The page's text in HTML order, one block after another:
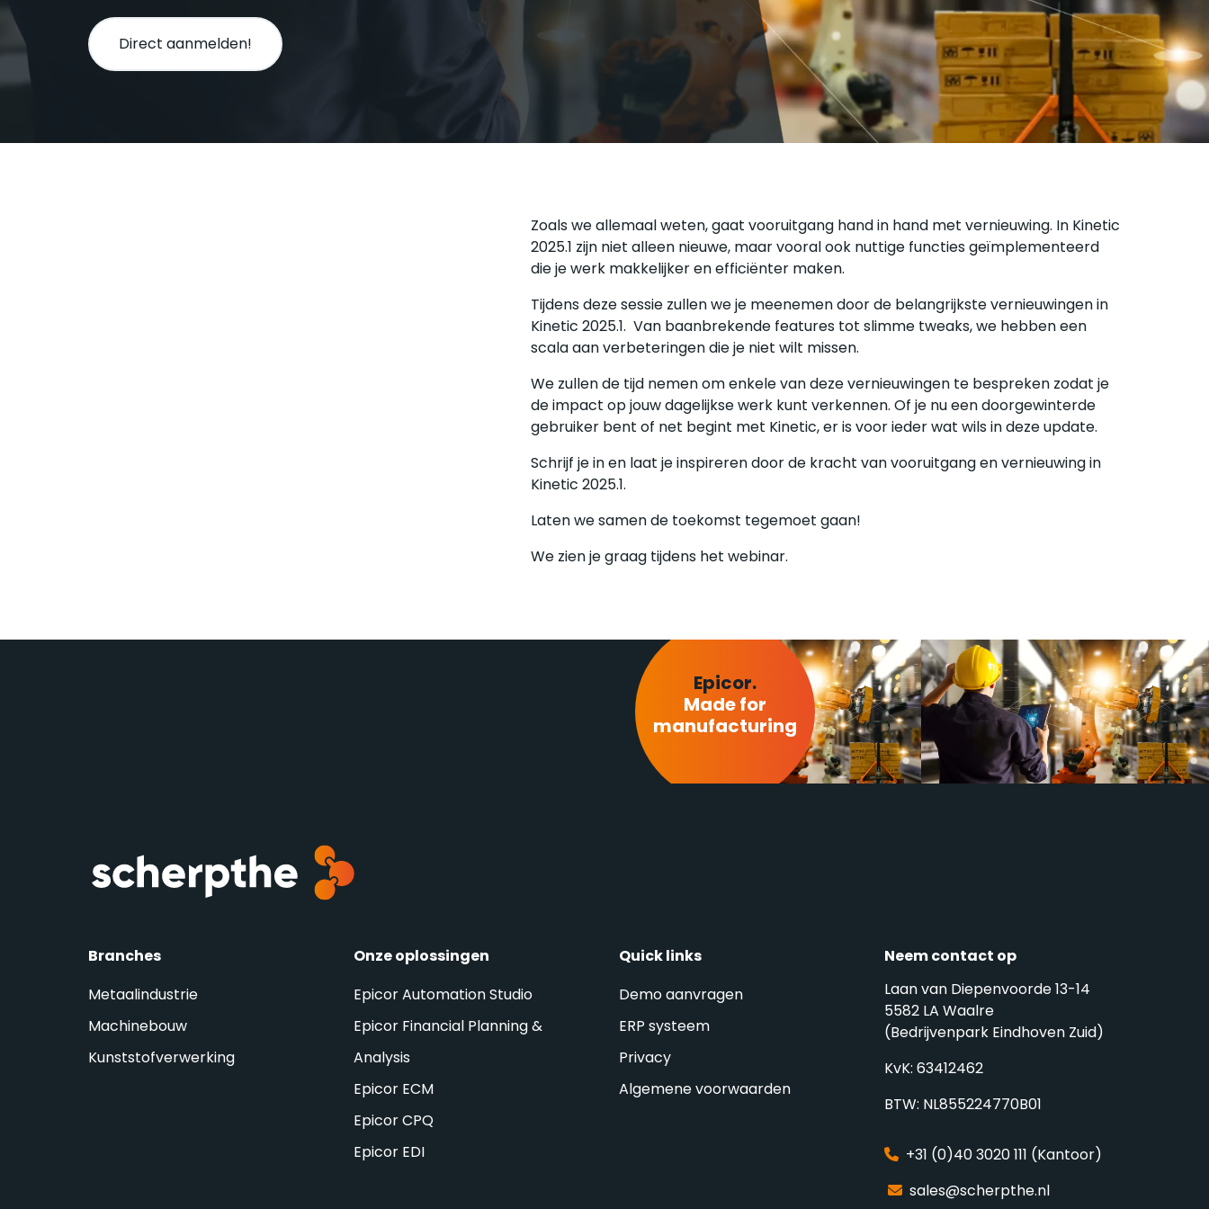
Purchase-2-Pay
SCSN
Multi Book
Direct aanmelden!
Zoals we allemaal weten, gaat vooruitgang hand in hand met vernieuwing. In Kinetic
2025.1 zijn niet alleen nieuwe, maar vooral ook nuttige functies geïmplementeerd
die je werk makkelijker en efficiënter maken.
Tijdens deze sessie zullen we je meenemen door de belangrijkste vernieuwingen in
Kinetic 2025.1. Van baanbrekende features tot slimme tweaks, we hebben een
scala aan verbeteringen die je niet wilt missen.
We zullen de tijd nemen om enkele van deze vernieuwingen te bespreken zodat je
de impact op jouw dagelijkse werk kunt verkennen. Of je nu een doorgewinterde
gebruiker bent of net begint met Kinetic, er is voor ieder wat wils in deze update.
Schrijf je in en laat je inspireren door de kracht van vooruitgang en vernieuwing in
Kinetic 2025.1.
Laten we samen de toekomst tegemoet gaan!
We zien je graag tijdens het webinar.
Epicor.
Made for
manufacturing
Branches
Metaalindustrie
Machinebouw
Kunststofverwerking
Onze oplossingen
Epicor Automation Studio
Epicor Financial Planning &
Analysis
Epicor ECM
Epicor CPQ
Epicor EDI
Quick links
Demo aanvragen
ERP systeem
Privacy
Algemene voorwaarden
Neem contact op
Laan van Diepenvoorde 13-14
5582 LA Waalre
(Bedrijvenpark Eindhoven Zuid)
KvK: 63412462
BTW: NL855224770B01
+31 (0)40 3020 111 (Kantoor)
sales@scherpthe.nl